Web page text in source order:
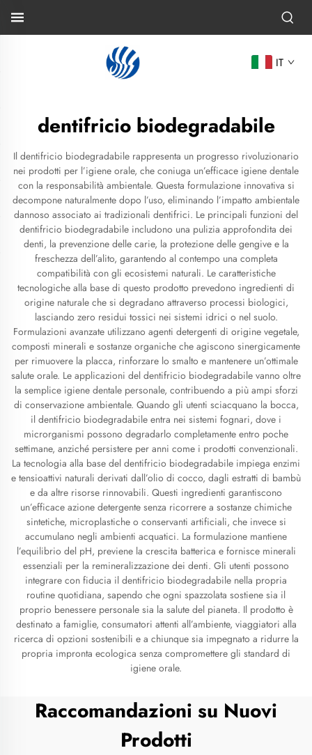
IT
dentifricio biodegradabile
Il dentifricio biodegradabile rappresenta un progresso rivoluzionario
nei prodotti per l’igiene orale, che coniuga un’efficace igiene dentale
con la responsabilità ambientale. Questa formulazione innovativa si
decompone naturalmente dopo l’uso, eliminando l’impatto ambientale
dannoso associato ai tradizionali dentifrici. Le principali funzioni del
dentifricio biodegradabile includono una pulizia approfondita dei
denti, la prevenzione delle carie, la protezione delle gengive e la
freschezza dell’alito, garantendo al contempo una completa
compatibilità con gli ecosistemi naturali. Le caratteristiche
tecnologiche alla base di questo prodotto prevedono ingredienti di
origine naturale che si degradano attraverso processi biologici,
lasciando zero residui tossici nei sistemi idrici o nel suolo.
Formulazioni avanzate utilizzano agenti detergenti di origine vegetale,
composti minerali e sostanze organiche che agiscono sinergicamente
per rimuovere la placca, rinforzare lo smalto e mantenere un’ottimale
salute orale. Le applicazioni del dentifricio biodegradabile vanno oltre
la semplice igiene dentale personale, contribuendo a più ampi sforzi
di conservazione ambientale. Quando gli utenti sciacquano la bocca,
il dentifricio biodegradabile entra nei sistemi fognari, dove i
microrganismi possono degradarlo completamente entro poche
settimane, anziché persistere per anni come i prodotti convenzionali.
La tecnologia alla base del dentifricio biodegradabile impiega enzimi
e tensioattivi naturali derivati dall’olio di cocco, dagli estratti di bambù
e da altre risorse rinnovabili. Questi ingredienti garantiscono
un’efficace azione detergente senza ricorrere a sostanze chimiche
sintetiche, microplastiche o conservanti artificiali, che invece si
accumulano negli ambienti acquatici. La formulazione mantiene
l’equilibrio del pH, previene la crescita batterica e fornisce minerali
essenziali per la remineralizzazione dei denti. Gli utenti possono
integrare con fiducia il dentifricio biodegradabile nella propria
routine quotidiana, sapendo che ogni spazzolata sostiene sia il
proprio benessere personale sia la salute del pianeta. Il prodotto è
destinato a famiglie, consumatori attenti all’ambiente, viaggiatori alla
ricerca di opzioni sostenibili e a chiunque sia impegnato a ridurre la
propria impronta ecologica senza compromettere gli standard di
igiene orale.
Raccomandazioni su Nuovi
Prodotti